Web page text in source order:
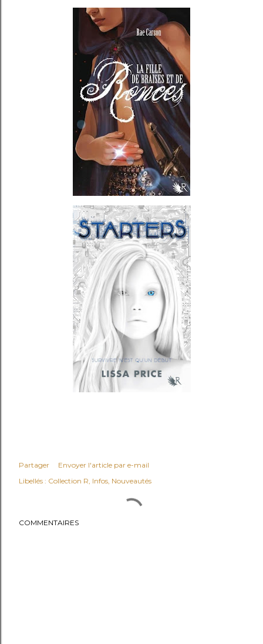
Partager
Envoyer l'article par e-mail
Libellés : Collection R Infos Nouveautés
COMMENTAIRES